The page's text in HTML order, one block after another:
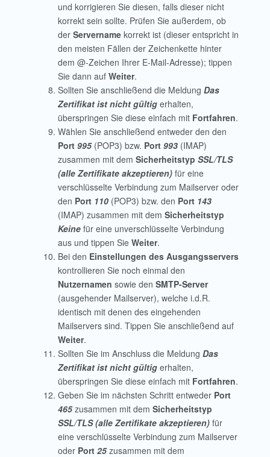
und korrigieren Sie diesen, falls dieser nicht
korrekt sein sollte. Prüfen Sie außerdem, ob
der Servername korrekt ist (dieser entspricht in
den meisten Fällen der Zeichenkette hinter
dem @-Zeichen Ihrer E-Mail-Adresse); tippen
Sie dann auf Weiter.
Sollten Sie anschließend die Meldung Das
Zertifikat ist nicht gültig erhalten,
überspringen Sie diese einfach mit Fortfahren.
Wählen Sie anschließend entweder den den
Port 995(POP3) bzw. Port 993 (IMAP)
zusammen mit dem Sicherheitstyp SSL/TLS
(alle Zertifikate akzeptieren) für eine
verschlüsselte Verbindung zum Mailserver oder
den Port 110 (POP3) bzw. den Port 143
(IMAP) zusammen mit dem Sicherheitstyp
Keine für eine unverschlüsselte Verbindung
aus und tippen Sie Weiter.
Bei den Einstellungen des Ausgangsservers
kontrollieren Sie noch einmal den
Nutzernamen sowie den SMTP-Server
(ausgehender Mailserver), welche i.d.R.
identisch mit denen des eingehenden
Mailservers sind. Tippen Sie anschließend auf
Weiter.
Sollten Sie im Anschluss die Meldung Das
Zertifikat ist nicht gültig erhalten,
überspringen Sie diese einfach mit Fortfahren.
Geben Sie im nächsten Schritt entweder Port
465zusammen mit dem Sicherheitstyp
SSL/TLS (alle Zertifikate akzeptieren) für
eine verschlüsselte Verbindung zum Mailserver
oder Port 25zusammen mit dem